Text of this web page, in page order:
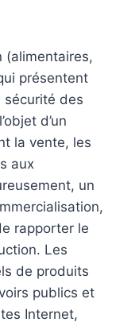
(alimentaires,
présentent
sécurité des
d’un
la vente, les
aux
un
rapporter le
Les
de produits
publics et
Internet,